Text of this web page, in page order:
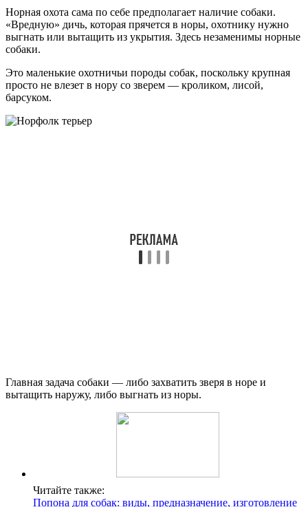
Норная охота сама по себе предполагает наличие собаки.
«Вредную» дичь, которая прячется в норы, охотнику нужно
выгнать или вытащить из укрытия. Здесь незаменимы норные
собаки.
Это маленькие охотничьи породы собак, поскольку крупная
просто не влезет в нору со зверем — кроликом, лисой,
барсуком.
Главная задача собаки — либо захватить зверя в норе и
вытащить наружу, либо выгнать из норы.
Читайте также:
Попона для собак: виды, предназначение, изготовление